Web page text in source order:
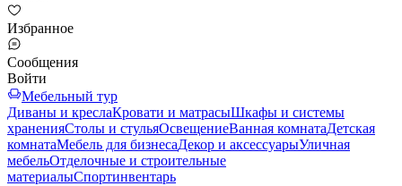
Избранное
Сообщения
Войти
Мебельный тур
Диваны и креслаКровати и матрасыШкафы и системы
храненияСтолы и стульяОсвещениеВанная комнатаДетская
комнатаМебель для бизнесаДекор и аксессуарыУличная
мебельОтделочные и строительные
материалыСпортинвентарь